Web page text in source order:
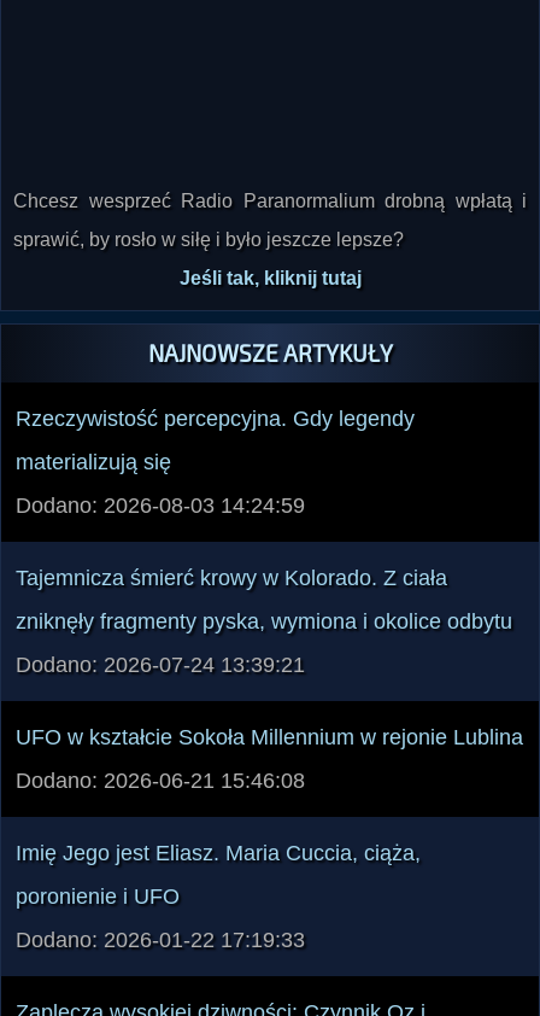
NAJNOWSZE ARTYKUŁY
Rzeczywistość percepcyjna. Gdy legendy
Dodano: 2026-08-03 14:24:59
Tajemnicza śmierć krowy w Kolorado. Z ciała
zniknęły fragmenty pyska, wymiona i okolice odbytu
Dodano: 2026-07-24 13:39:21
Dodano: 2026-06-21 15:46:08
Imię Jego jest Eliasz. Maria Cuccia, ciąża,
poronienie i UFO
Dodano: 2026-01-22 17:19:33